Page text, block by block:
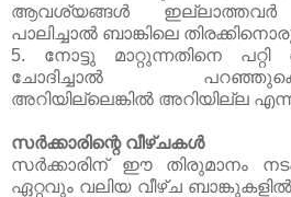
ആവശ്യങ്ങള്‍ ഇല്ലാത്തവര്‍
പാലിച്ചാല്‍ ബാങ്കിലെ
5. നോട്ടു മാറ്റുന്നതിനെ
ചോദിച്ചാല്‍
അറിയില്ലെങ്കില്‍ അറിയില്ല
സര്‍ക്കാരിന്റെ വീഴ്ചകള്‍
സര്‍ക്കാരിന് ഈ തിരുമാനം
ഏറ്റവും വലിയ വീഴ്ച